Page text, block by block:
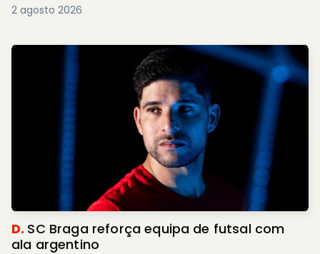
2 agosto 2026
D. SC Braga reforça equipa de futsal com
ala argentino